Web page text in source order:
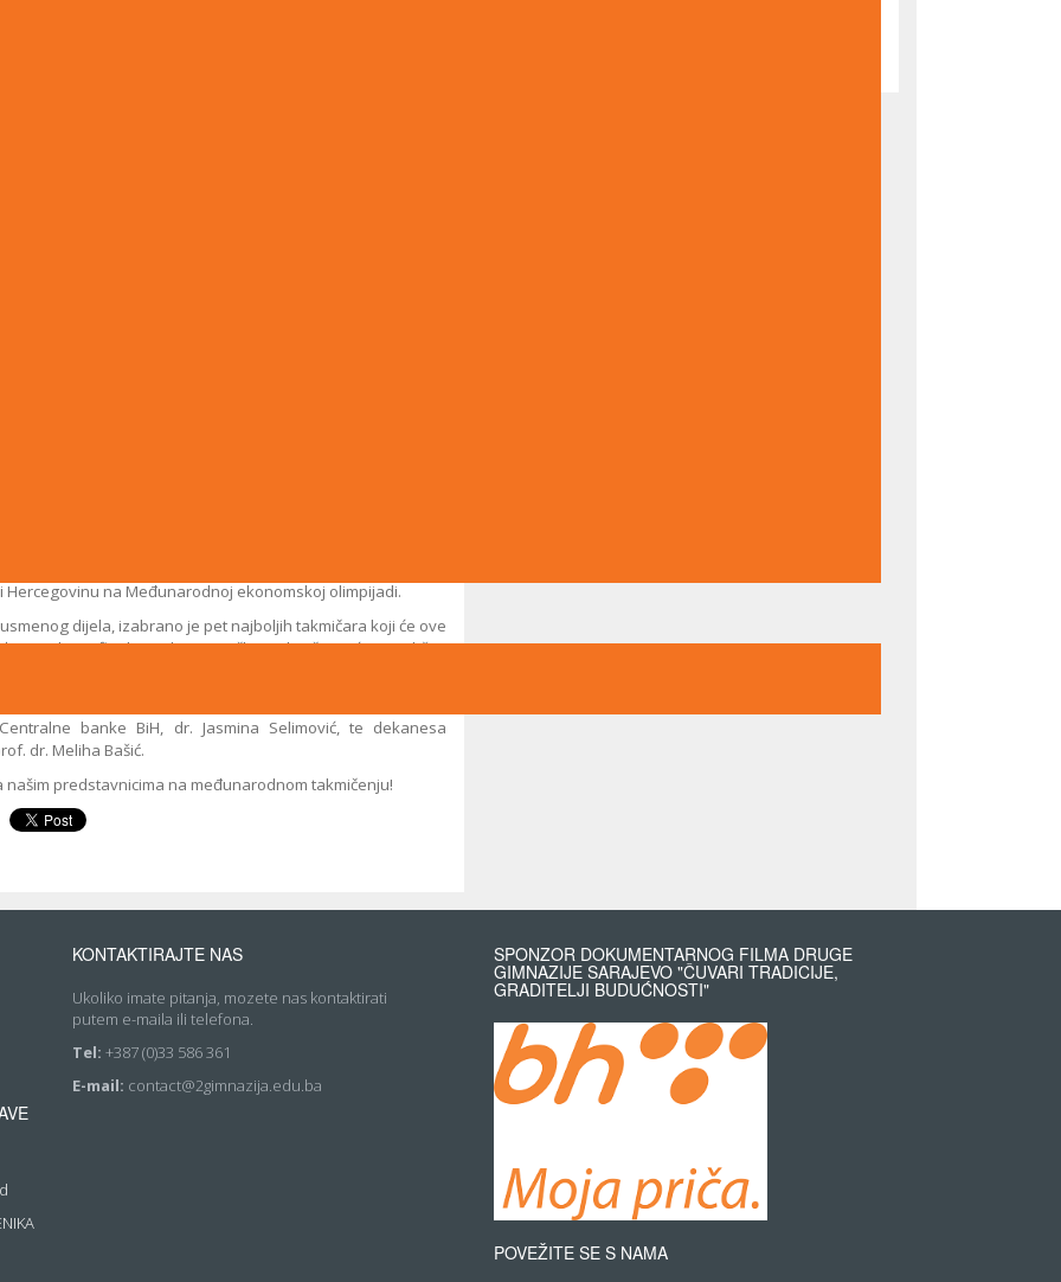
25. juna održano je finale Ekonomske olimpijade 2025
i Ekonomski fakultet Univerziteta u Sarajevu.
škola i 10 različitih gradova. Oni su testirali svoje znanje
takmičenju.
na Ekonomskoj olimpijadi, Druga gimnazija Sarajevo
na Međunarodnoj ekonomskoj olimpijadi.
dijela, izabrano je pet najboljih takmičara koji će ove
finalu u Olimpiji, Grčka. Takmičenje će se održati
igara. Učenici će imati priliku da se takmiče u olimpijskom
su održane prve olimpijske igre.
banke BiH, dr. Jasmina Selimović, te dekanesa
dr. Meliha Bašić.
predstavnicima na međunarodnom takmičenju!
KONTAKTIRAJTE NAS
Ukoliko imate pitanja, mozete nas kontaktirati
putem e-maila ili telefona.
Tel: +387 (0)33 586 361
E-mail: contact@2gimnazija.edu.ba
SPONZOR DOKUMENTARNOG FILMA DRUGE
GIMNAZIJE SARAJEVO "ČUVARI TRADICIJE,
GRADITELJI BUDUĆNOSTI"
POVEŽITE SE S NAMA